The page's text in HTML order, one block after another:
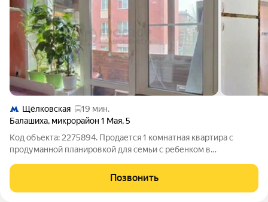
Щёлковская
19 мин.
Балашиха, микрорайон 1 Мая,5
Код объекта: 2275894. Продается 1 комнатная квартира с
продуманной планировкой для семьи с ребенком в
микрорайонов Балашихи, с развитой инфраструктурой, всего
300 м до МКАД. Главная уникальность
Позвонить